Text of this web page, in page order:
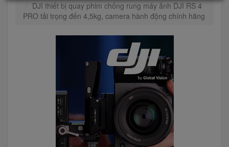
DJI thiết bị quay phim chống rung máy ảnh DJI RS 4
PRO tải trọng đến 4,5kg, camera hành động chính hãng